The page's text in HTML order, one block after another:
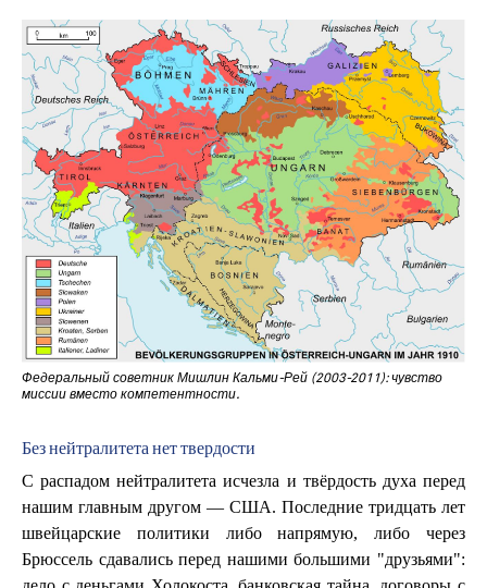
Федеральный советник Мишлин Кальми-Рей (2003-2011): чувство
миссии вместо компетентности.
Без нейтралитета нет твердости
С распадом нейтралитета исчезла и твёрдость духа перед
нашим главным другом — США. Последние тридцать лет
швейцарские политики либо напрямую, либо через
Брюссель сдавались перед нашими большими "друзьями":